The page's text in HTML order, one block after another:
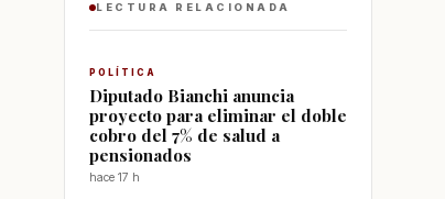
LECTURA RELACIONADA
POLÍTICA
Diputado Bianchi anuncia
proyecto para eliminar el doble
cobro del 7% de salud a
pensionados
hace 17 h